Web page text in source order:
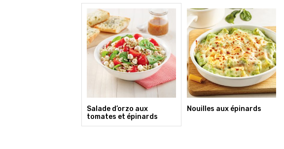
Salade d’orzo aux
tomates et épinards
Nouilles aux épinards